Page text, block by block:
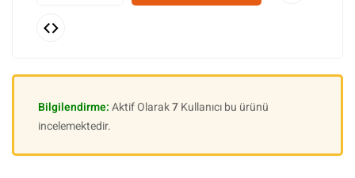
Bilgilendirme:Aktif Olarak7Kullanıcı bu ürünü
incelemektedir.